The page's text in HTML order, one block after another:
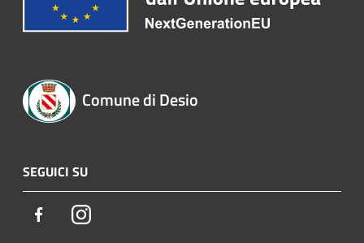
Comune di Desio
SEGUICI SU
FacebookInstagram